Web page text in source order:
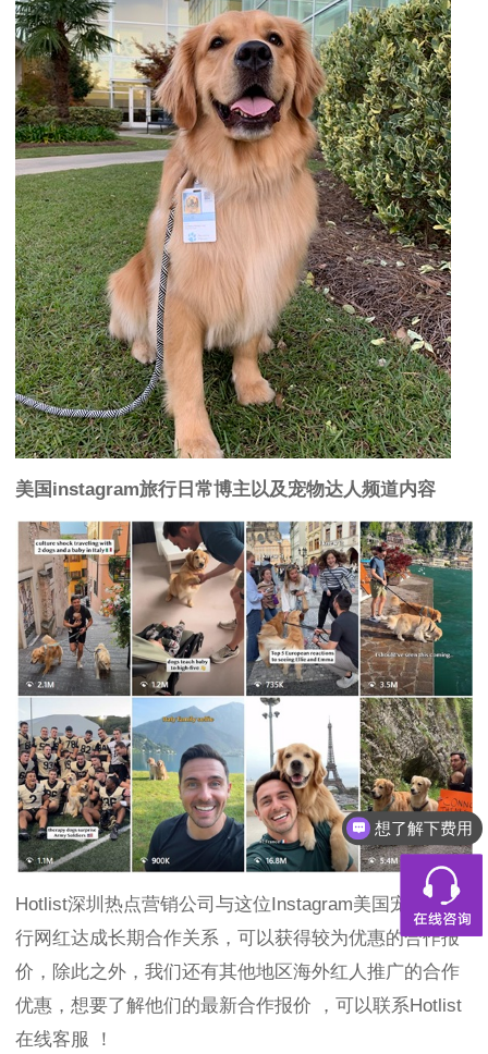
美国 instagram旅行日常博主以及宠物达人频道内容
Hotlist深圳热点营销公司与这位Instagram美国宠物、旅
行网红达成长期合作关系，可以获得较为优惠的合作报
价，除此之外，我们还有其他地区海外红人推广的合作
优惠，想要了解他们的最新合作报价 ，可以联系Hotlist
在线客服 ！
想了解下费用